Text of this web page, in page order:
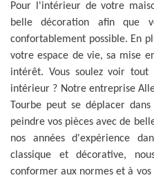
Pour l'intérieur de votre
belle décoration afin que
confortablement possible. En
votre espace de vie, sa mise
intérêt. Vous soulez voir
intérieur ? Notre entreprise
Tourbe peut se déplacer
peindre vos pièces avec de
nos années d'expérience
classique et décorative,
conformer aux normes et à vos